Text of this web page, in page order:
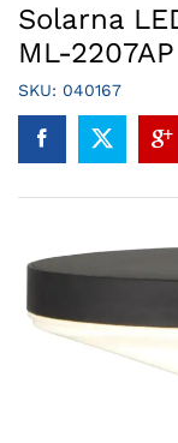
Solarna
ML-
SKU: 040167